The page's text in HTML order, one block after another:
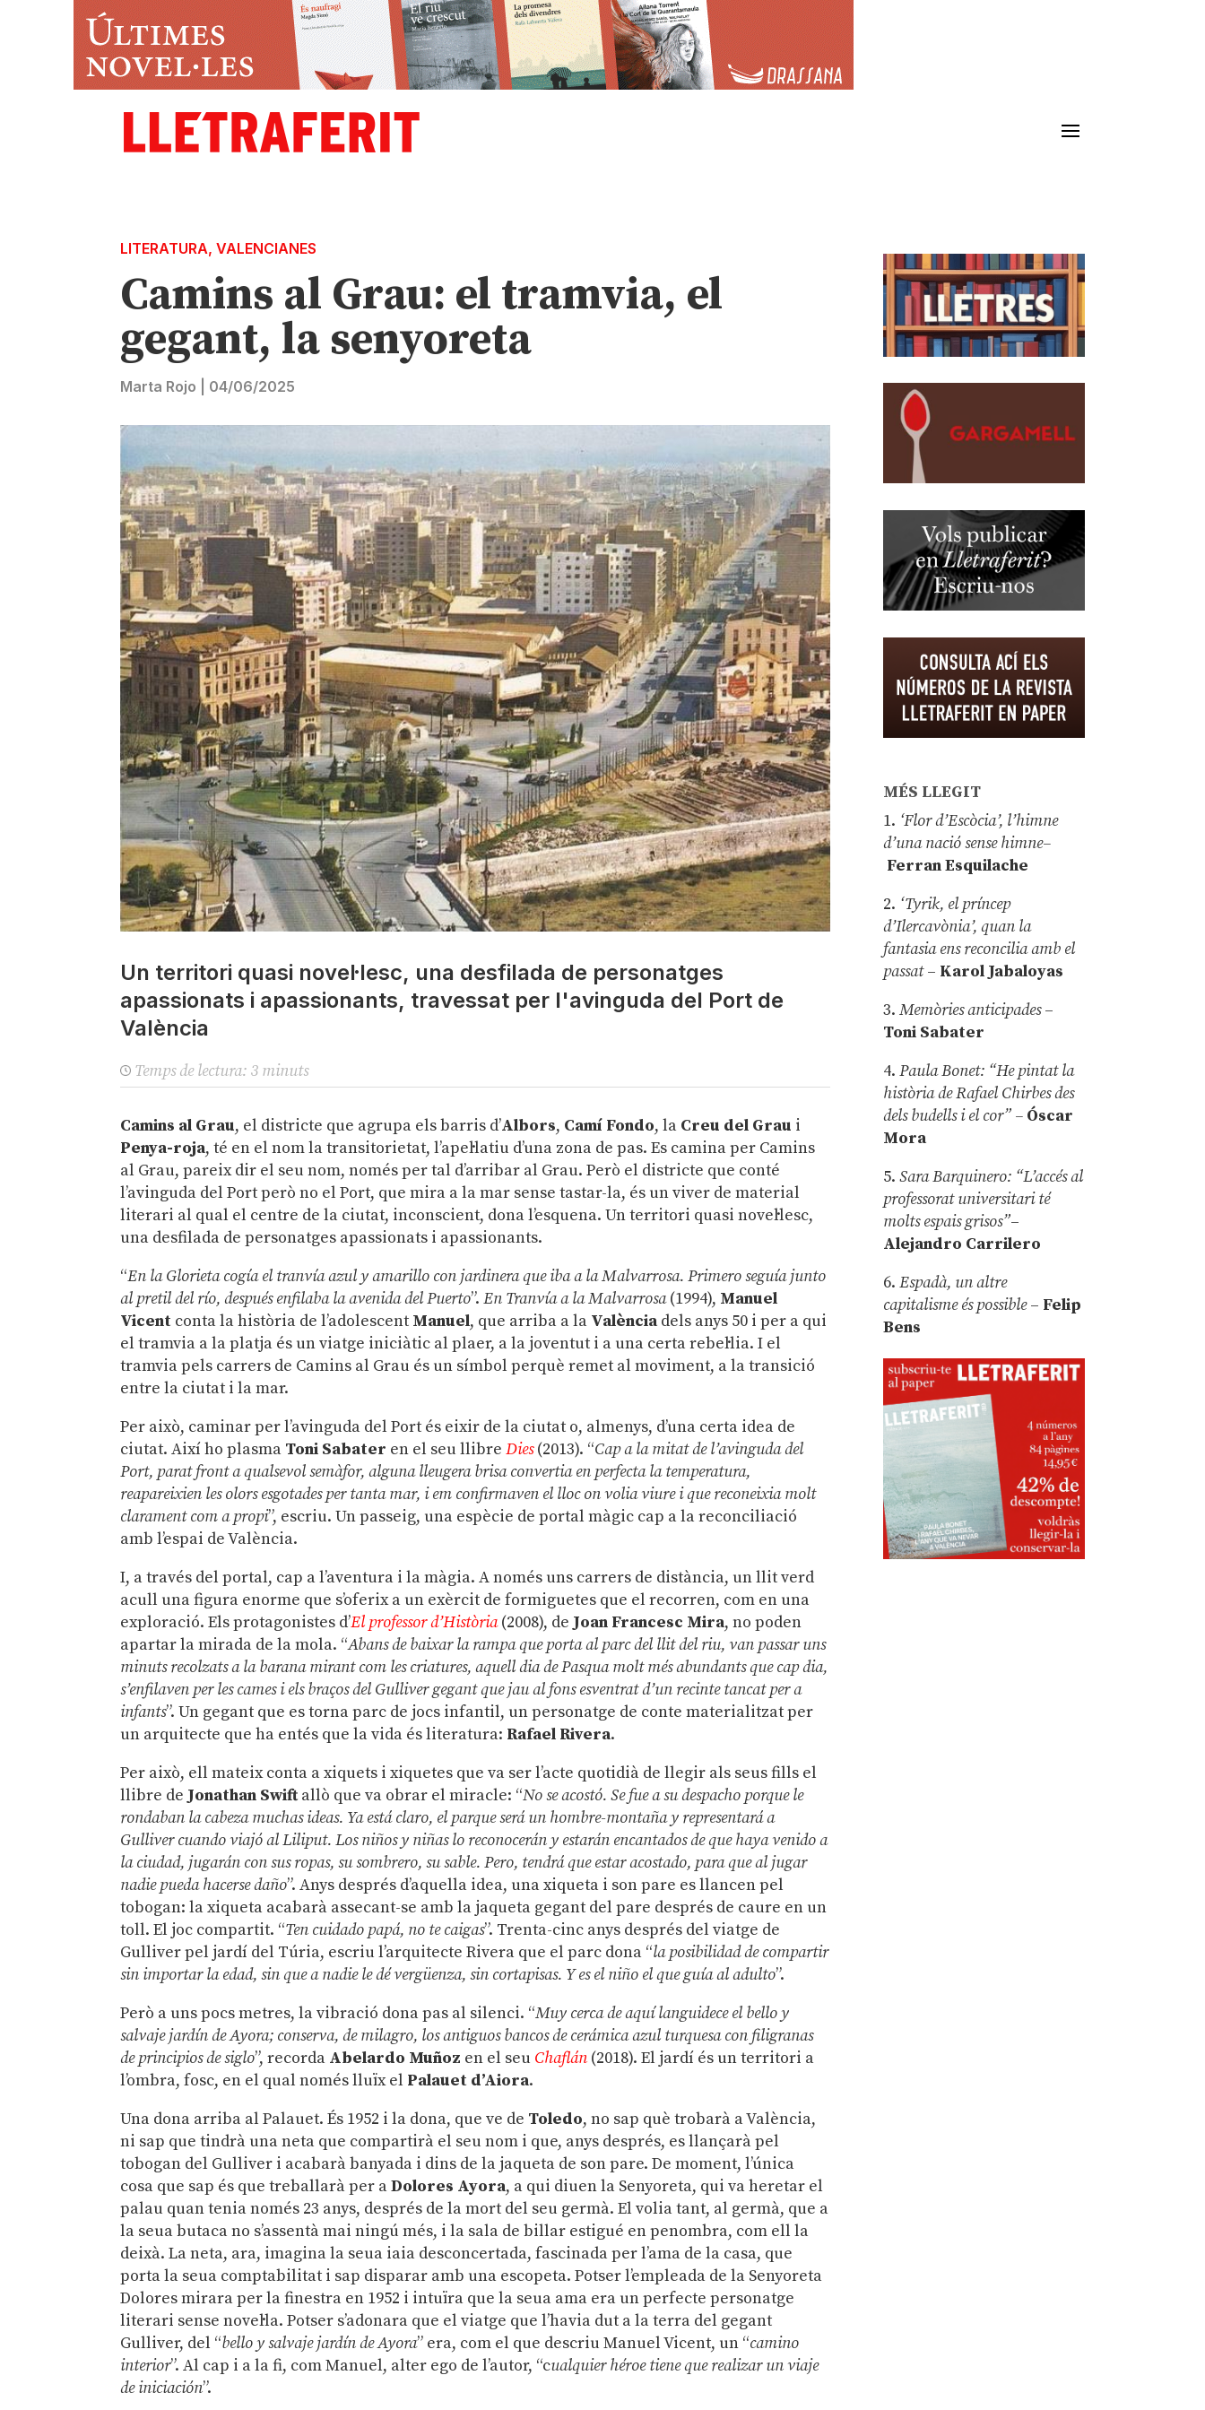
LITERATURA,VALENCIANES
Camins al Grau: el tramvia, el
gegant, la senyoreta
Marta Rojo 04/06/2025
Un territori quasi novel·lesc, una desfilada de personatges
apassionats i apassionants, travessat per l'avinguda del Port de
València
Temps de lectura: 3 minuts
Camins al Grau, el districte que agrupa els barris d’Albors, Camí Fondo, la Creu del Grau i
Penya-roja, té en el nom la transitorietat, l’apel·latiu d’una zona de pas. Es camina per Camins
al Grau, pareix dir el seu nom, només per tal d’arribar al Grau. Però el districte que conté
l’avinguda del Port però no el Port, que mira a la mar sense tastar-la, és un viver de material
literari al qual el centre de la ciutat, inconscient, dona l’esquena. Un territori quasi novel·lesc,
una desfilada de personatges apassionats i apassionants.
“En la Glorieta cogía el tranvía azul y amarillo con jardinera que iba a la Malvarrosa. Primero seguía junto
al pretil del río, después enfilaba la avenida del Puerto”.En Tranvía a la Malvarrosa(1994), Manuel
Vicent conta la història de l’adolescent Manuel, que arriba a la València dels anys 50 i per a qui
el tramvia a la platja és un viatge iniciàtic al plaer, a la joventut i a una certa rebel·lia. I el
tramvia pels carrers de Camins al Grau és un símbol perquè remet al moviment, a la transició
entre la ciutat i la mar.
Per això, caminar per l’avinguda del Port és eixir de la ciutat o, almenys, d’una certa idea de
ciutat. Així ho plasma Toni Sabater en el seu llibreDies(2013). “Cap a la mitat de l’avinguda del
Port, parat front a qualsevol semàfor, alguna lleugera brisa convertia en perfecta la temperatura,
reapareixien les olors esgotades per tanta mar, i em confirmaven el lloc on volia viure i que reconeixia molt
clarament com a propi”, escriu. Un passeig, una espècie de portal màgic cap a la reconciliació
amb l’espai de València.
I, a través del portal, cap a l’aventura i la màgia. A només uns carrers de distància, un llit verd
acull una figura enorme que s’oferix a un exèrcit de formiguetes que el recorren, com en una
exploració. Els protagonistes d’El professor d’Història(2008), de Joan Francesc Mira, no poden
apartar la mirada de la mola. “Abans de baixar la rampa que porta al parc del llit del riu, van passar uns
minuts recolzats a la barana mirant com les criatures, aquell dia de Pasqua molt més abundants que cap dia,
s’enfilaven per les cames i els braços del Gulliver gegant que jau al fons esventrat d’un recinte tancat per a
infants”. Un gegant que es torna parc de jocs infantil, un personatge de conte materialitzat per
un arquitecte que ha entés que la vida és literatura: Rafael Rivera.
Per això, ell mateix conta a xiquets i xiquetes que va ser l’acte quotidià de llegir als seus fills el
llibre de Jonathan Swiftallò que va obrar el miracle: “No se acostó. Se fue a su despacho porque le
rondaban la cabeza muchas ideas. Ya está claro, el parque será un hombre-montaña y representará a
Gulliver cuando viajó al Liliput. Los niños y niñas lo reconocerán y estarán encantados de que haya venido a
la ciudad, jugarán con sus ropas, su sombrero, su sable. Pero, tendrá que estar acostado, para que al jugar
nadie pueda hacerse daño”. Anys després d’aquella idea, una xiqueta i son pare es llancen pel
tobogan: la xiqueta acabarà assecant-se amb la jaqueta gegant del pare després de caure en un
toll. El joc compartit. “Ten cuidado papá, no te caigas”. Trenta-cinc anys després del viatge de
Gulliver pel jardí del Túria, escriu l’arquitecte Rivera que el parc dona “la posibilidad de compartir
sin importar la edad, sin que a nadie le dé vergüenza, sin cortapisas. Y es el niño el que guía al adulto”.
Però a uns pocs metres, la vibració dona pas al silenci. “Muy cerca de aquí languidece el bello y
salvaje jardín de Ayora; conserva, de milagro, los antiguos bancos de cerámica azul turquesa con filigranas
de principios de siglo”, recorda Abelardo Muñoz en el seu Chaflán (2018). El jardí és un territori a
l’ombra, fosc, en el qual només lluïx el Palauet d’Aiora.
Una dona arriba al Palauet. És 1952 i la dona, que ve de Toledo, no sap què trobarà a València,
ni sap que tindrà una neta que compartirà el seu nom i que, anys després, es llançarà pel
tobogan del Gulliver i acabarà banyada i dins de la jaqueta de son pare. De moment, l’única
cosa que sap és que treballarà per aDolores Ayora, a qui diuen la Senyoreta, qui va heretar el
palau quan tenia només 23 anys, després de la mort del seu germà. El volia tant, al germà, que a
la seua butaca no s’assentà mai ningú més, i la sala de billar estigué en penombra, com ell la
deixà. La neta, ara, imagina la seua iaia desconcertada, fascinada per l’ama de la casa, que
porta la seua comptabilitat i sap disparar amb una escopeta. Potser l’empleada de la Senyoreta
Dolores mirara per la finestra en 1952 i intuïra que la seua ama era un perfecte personatge
literari sense novel·la. Potser s’adonara que el viatge que l’havia dut a la terra del gegant
Gulliver, del “bello y salvaje jardín de Ayora” era, com el que descriu Manuel Vicent, un “camino
interior”. Al cap i a la fi, com Manuel, alter ego de l’autor, “cualquier héroe tiene que realizar un viaje
de iniciación”.
MÉS LLEGIT
1. ‘Flor d’Escòcia’, l’himne
d’una nació sense himne–
Ferran Esquilache
2. ‘Tyrik, el príncep
d’Ilercavònia’, quan la
fantasia ens reconcilia amb el
passat– Karol Jabaloyas
3.Memòries anticipades–
Toni Sabater
4.Paula Bonet: “He pintat la
història de Rafael Chirbes des
dels budells i el cor” – Óscar
Mora
5.Sara Barquinero: “L’accés al
professorat universitari té
molts espais grisos”–
Alejandro Carrilero
6.Espadà, un altre
capitalisme és possible – Felip
Bens